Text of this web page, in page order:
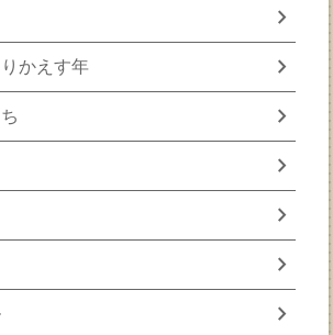
chevron_right
かえす年 chevron_right
chevron_right
chevron_right
chevron_right
chevron_right
chevron_right